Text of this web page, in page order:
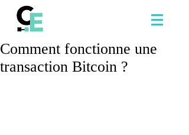
Comment fonctionne une
transaction Bitcoin ?